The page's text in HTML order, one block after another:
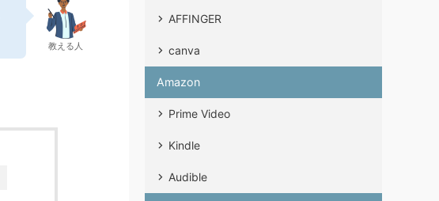
教える人
AFFINGER
canva
Amazon
Prime Video
Kindle
Audible